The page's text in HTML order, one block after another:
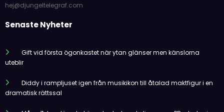
hej@djungeltelegraf.com
Senaste Nyheter
Gift vid första ögonkastet när ytan glänser men känslorna
uteblir
Diddy i rampljuset igen från musikikon till åtalad maktfigur i en
dramatisk rättssal